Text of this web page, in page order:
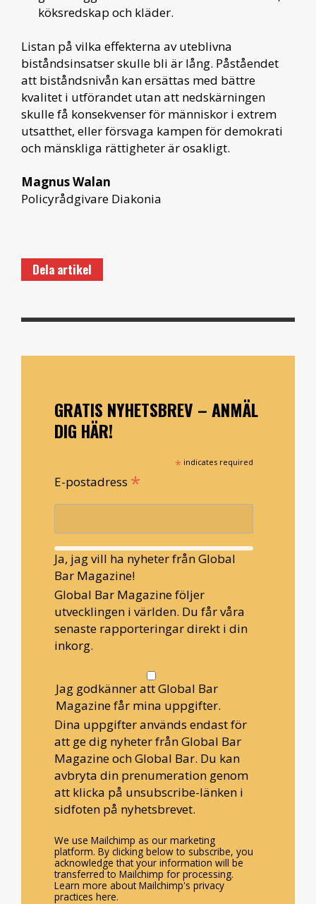
köksredskap och kläder.
Listan på vilka effekterna av uteblivna
biståndsinsatser skulle bli är lång. Påståendet
att biståndsnivån kan ersättas med bättre
kvalitet i utförandet utan att nedskärningen
skulle få konsekvenser för människor i extrem
utsatthet, eller försvaga kampen för demokrati
och mänskliga rättigheter är osakligt.
Magnus Walan
Policyrådgivare Diakonia
Dela artikel
GRATIS NYHETSBREV – ANMÄL
DIG HÄR!
* indicates required
E-postadress *
Ja, jag vill ha nyheter från Global
Bar Magazine!
Global Bar Magazine följer
utvecklingen i världen. Du får våra
senaste rapporteringar direkt i din
inkorg.
Jag godkänner att Global Bar
Magazine får mina uppgifter.
Dina uppgifter används endast för
att ge dig nyheter från Global Bar
Magazine och Global Bar. Du kan
avbryta din prenumeration genom
att klicka på unsubscribe-länken i
sidfoten på nyhetsbrevet.
We use Mailchimp as our marketing
platform. By clicking below to subscribe, you
acknowledge that your information will be
transferred to Mailchimp for processing.
Learn more about Mailchimp's privacy
practices here.